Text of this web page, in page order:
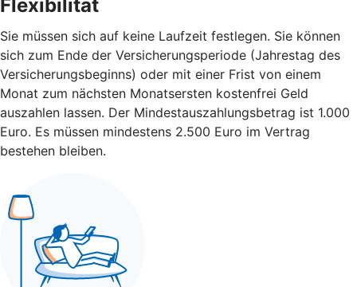
Flexibilität
Sie müssen sich auf keine Laufzeit festlegen. Sie können
sich zum Ende der Versicherungsperiode (Jahrestag des
Versicherungsbeginns) oder mit einer Frist von einem
Monat zum nächsten Monatsersten kostenfrei Geld
auszahlen lassen. Der Mindestauszahlungsbetrag ist 1.000
Euro. Es müssen mindestens 2.500 Euro im Vertrag
bestehen bleiben.